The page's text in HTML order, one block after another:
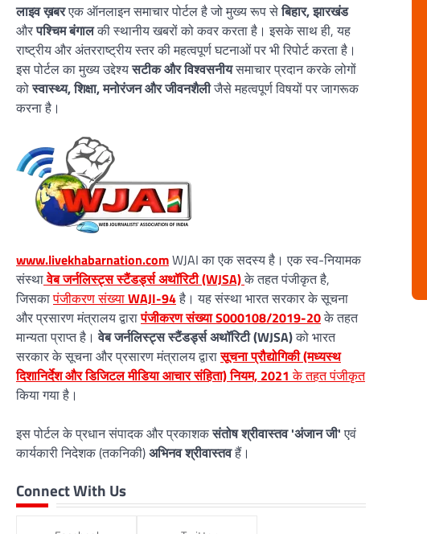
लाइव ख़बरएक ऑनलाइन समाचार पोर्टल है जो मुख्य रूप सेबिहार, झारखंड
औरपश्चिम बंगालकी स्थानीय खबरों को कवर करता है। इसके साथ ही, यह
राष्ट्रीय और अंतरराष्ट्रीय स्तर की महत्वपूर्ण घटनाओं पर भी रिपोर्ट करता है।
इस पोर्टल का मुख्य उद्देश्यसटीक और विश्वसनीयसमाचार प्रदान करके लोगों
कोस्वास्थ्य, शिक्षा, मनोरंजन और जीवनशैलीजैसे महत्वपूर्ण विषयों पर जागरूक
करना है।
www.livekhabarnation.comWJAI का एक सदस्य है। एक स्व-नियामक
संस्थावेब जर्नलिस्ट्स स्टैंडर्ड्स अथॉरिटी (WJSA)के तहत पंजीकृत है,
जिसकापंजीकरण संख्याWAJI-94है। यह संस्था भारत सरकार के सूचना
और प्रसारण मंत्रालय द्वारापंजीकरण संख्या S000108/2019-20के तहत
मान्यता प्राप्त है।वेब जर्नलिस्ट्स स्टैंडर्ड्स अथॉरिटी (WJSA)को भारत
सरकार के सूचना और प्रसारण मंत्रालय द्वारासूचना प्रौद्योगिकी (मध्यस्थ
दिशानिर्देश और डिजिटल मीडिया आचार संहिता) नियम, 2021 के तहत पंजीकृत
किया गया है।
इस पोर्टल के प्रधान संपादक और प्रकाशकसंतोष श्रीवास्तव 'अंजान जी'एवं
कार्यकारी निदेशक (तकनिकी)अभिनव श्रीवास्तवहैं।
Connect With Us